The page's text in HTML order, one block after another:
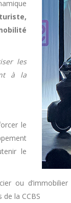
les
à la
le
le
ou
de la CCBS